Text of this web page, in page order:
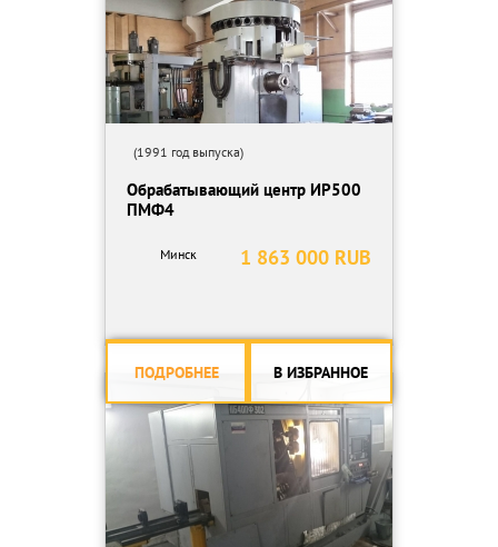
(1991 год выпуска)
Обрабатывающий центр ИР500
ПМФ4
1 863 000 RUB
Минск
ПОДРОБНЕЕ В ИЗБРАННОЕ